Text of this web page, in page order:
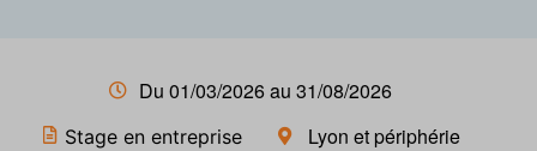
Du 01/03/2026 au 31/08/2026
Stage en entreprise Lyon et périphérie